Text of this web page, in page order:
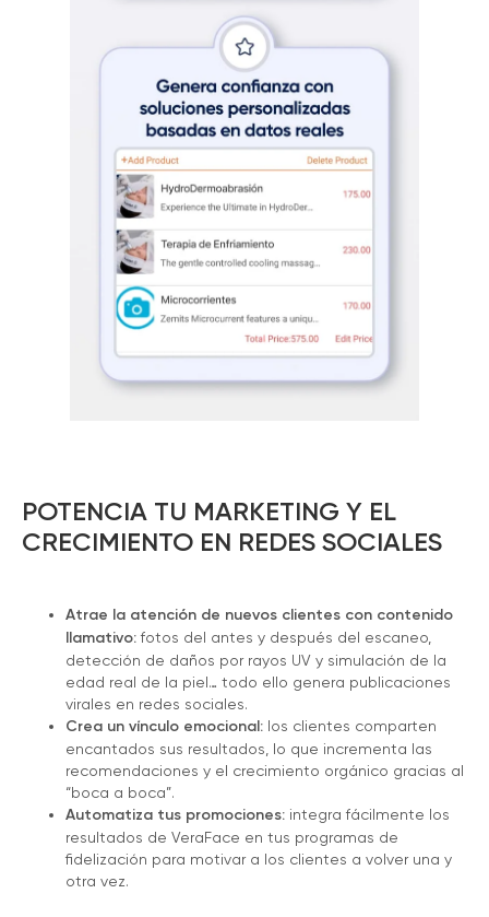
POTENCIA TU MARKETING Y EL
CRECIMIENTO EN REDES SOCIALES
Atrae la atención de nuevos clientes con contenido
llamativo: fotos del antes y después del escaneo,
detección de daños por rayos UV y simulación de la
edad real de la piel… todo ello genera publicaciones
virales en redes sociales.
Crea un vínculo emocional: los clientes comparten
encantados sus resultados, lo que incrementa las
recomendaciones y el crecimiento orgánico gracias al
“boca a boca”.
Automatiza tus promociones: integra fácilmente los
resultados de VeraFace en tus programas de
fidelización para motivar a los clientes a volver una y
otra vez.